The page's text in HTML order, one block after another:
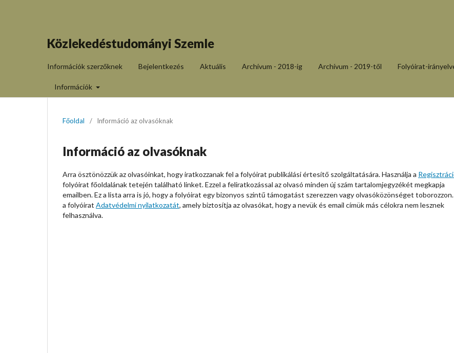
Közlekedéstudományi Szemle
Információk szerzőknek Bejelentkezés Aktuális Archívum - 2018-ig Archívum - 2019-től Folyóirat-
Információk
Főoldal / Információ az olvasóknak
Információ az olvasóknak
Arra ösztönözzük az olvasóinkat, hogy iratkozzanak fel a folyóirat publikálási értesítő szolgáltatására. Használja a
folyóirat főoldalának tetején található linket. Ezzel a feliratkozással az olvasó minden új szám tartalomjegyzékét megkapja
emailben. Ez a lista arra is jó, hogy a folyóirat egy bizonyos szintű támogatást szerezzen vagy olvasóközönséget toborozzon.
a folyóirat Adatvédelmi nyilatkozatát, amely biztosítja az olvasókat, hogy a nevük és email címük más célokra nem lesznek
felhasználva.